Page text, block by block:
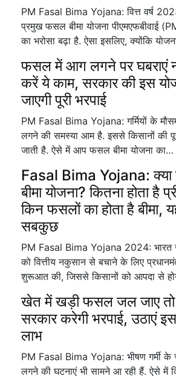
PM Fasal Bima Yojana: वित्त वर्ष
प्रमुख फसल बीमा योजना पीएमएफबीवाई
का भरोसा बढ़ा है. ऐसा इसलिए, क्योंकि
फसल में आग लगने पर घबराएं
करें ये काम, सरकार की इस
जाएगी पूरी भरपाई
PM Fasal Bima Yojana: गर्मियों के
लगने की समस्या आम है. इससे किसानों की
जाती है. ऐसे में आप फसल बीमा योजना का…
Fasal Bima Yojana: क्या
बीमा योजना? कितना होता है
किन फसलों का होता है बीमा,
सबकुछ
PM Fasal Bima Yojana 2024: भारत
को वित्तीय नकुसान से बचाने के लिए
शुरूआत की, जिससे किसानों को आपदा से
खेत में खड़ी फसल जल जाए तो
सरकार करेगी भरपाई, उठाएं
लाभ
PM Fasal Bima Yojana: भीषण गर्मी
लगने की घटनाएं भी सामने आ रही हैं. ऐसे में